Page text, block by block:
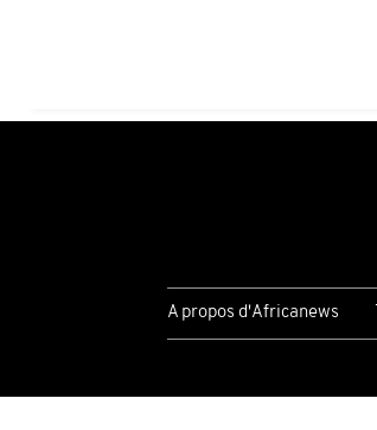
A propos d'Africanews